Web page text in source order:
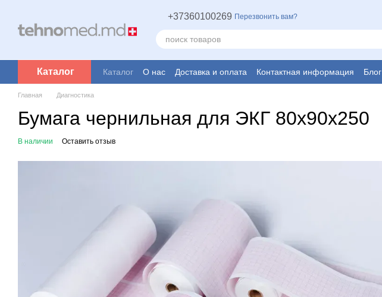
+37360100269 Перезвонить вам?
Каталог Каталог О нас Доставка и оплата Контактная информация Блог
Главная Диагностика
Бумага чернильная для ЭКГ 80х90x250
В наличии Оставить отзыв